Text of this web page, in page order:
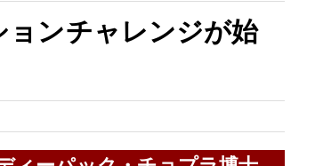
ンチャレンジが始